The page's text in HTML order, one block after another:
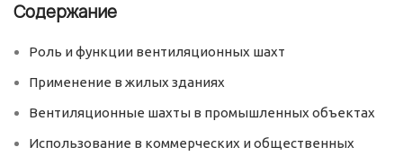
Содержание
Роль и функции вентиляционных шахт
Применение в жилых зданиях
Вентиляционные шахты в промышленных объектах
Использование в коммерческих и общественных